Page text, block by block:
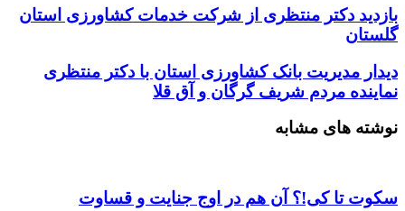
را
وارد
کنید
بازدید دکتر منتظری از شرکت خدمات کشاورزی استان
گلستان
دیدار مدیریت بانک کشاورزی استان با دکتر منتظری
نماینده مردم شریف گرگان و آق قلا
نوشته های مشابه
سکوت تا کی!؟ آن هم در اوج جنایت و قساوت